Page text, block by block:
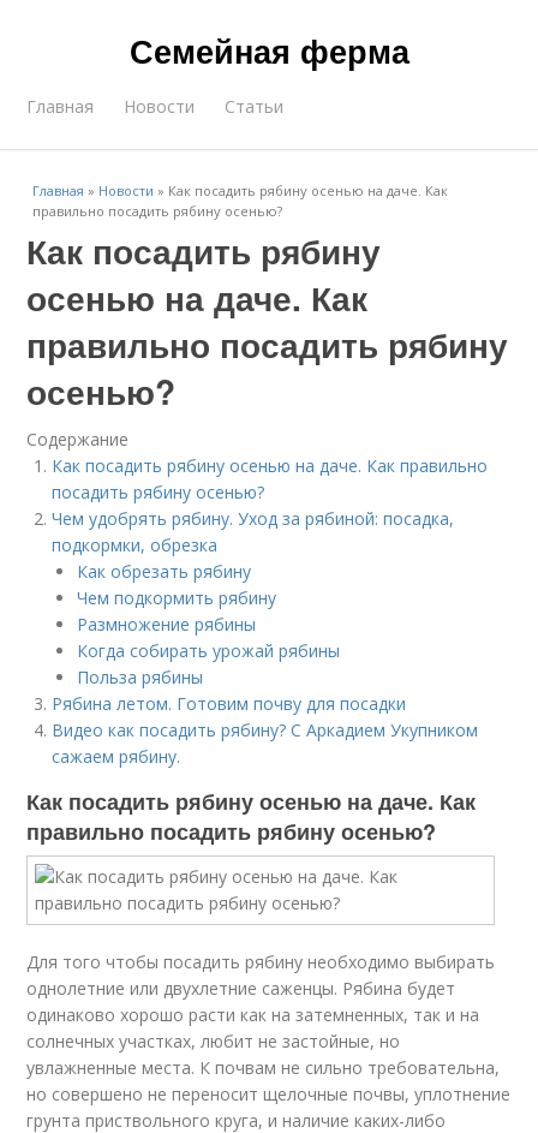
Семейная ферма
Главная Новости Статьи
Главная » Новости » Как посадить рябину осенью на даче. Как
правильно посадить рябину осенью?
Как посадить рябину
осенью на даче. Как
правильно посадить рябину
осенью?
Содержание
Как посадить рябину осенью на даче. Как правильно
посадить рябину осенью?
Чем удобрять рябину. Уход за рябиной: посадка,
подкормки, обрезка
Как обрезать рябину
Чем подкормить рябину
Размножение рябины
Когда собирать урожай рябины
Польза рябины
Рябина летом. Готовим почву для посадки
Видео как посадить рябину? С Аркадием Укупником
сажаем рябину.
Как посадить рябину осенью на даче. Как
правильно посадить рябину осенью?
Для того чтобы посадить рябину необходимо выбирать
однолетние или двухлетние саженцы. Рябина будет
одинаково хорошо расти как на затемненных, так и на
солнечных участках, любит не застойные, но
увлажненные места. К почвам не сильно требовательна,
но совершено не переносит щелочные почвы, уплотнение
грунта приствольного круга, и наличие каких-либо